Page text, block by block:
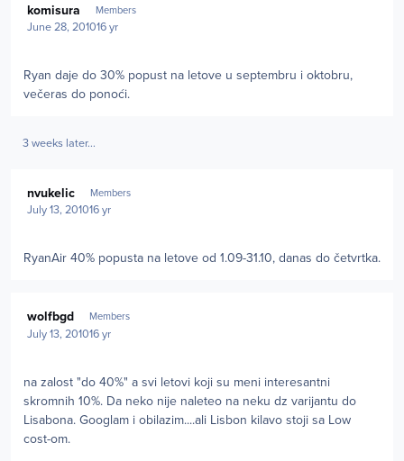
komisura Members
June 28, 201016 yr
Ryan daje do 30% popust na letove u septembru i oktobru,
večeras do ponoći.
3 weeks later...
nvukelic Members
July 13, 201016 yr
RyanAir 40% popusta na letove od 1.09-31.10, danas do četvrtka.
wolfbgd Members
July 13, 201016 yr
na zalost "do 40%" a svi letovi koji su meni interesantni
skromnih 10%. Da neko nije naleteo na neku dz varijantu do
Lisabona. Googlam i obilazim....ali Lisbon kilavo stoji sa Low
cost-om.